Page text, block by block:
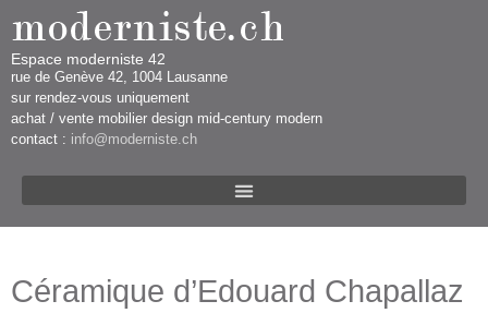
Espace moderniste 42
rue d​​​​e Genève 42, 1004 Lausanne​​
sur rendez-vous uniquement ​​​
​achat / vente mobilier design mid-century modern
contact : info@moderniste.ch
Céramique d’Edouard Chapallaz